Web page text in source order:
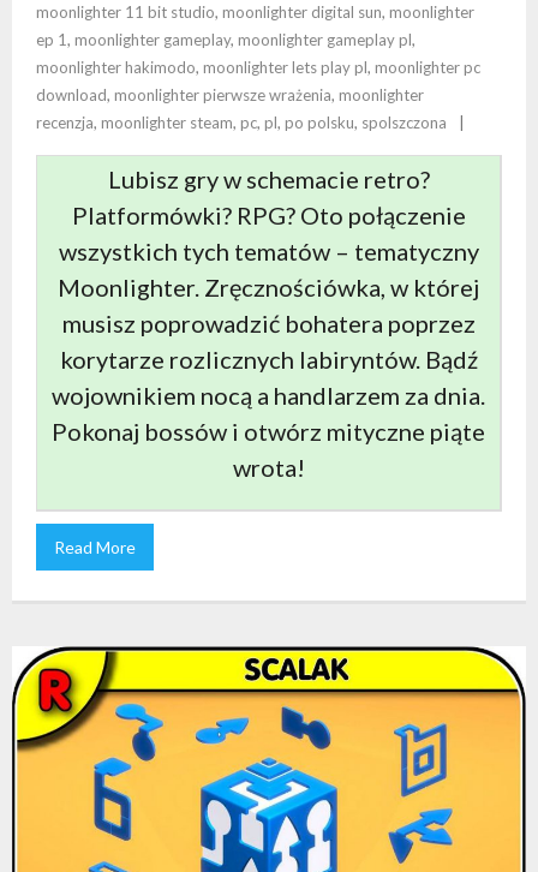
moonlighter 11 bit studio, moonlighter digital sun, moonlighter
ep 1, moonlighter gameplay, moonlighter gameplay pl,
moonlighter hakimodo, moonlighter lets play pl, moonlighter pc
download, moonlighter pierwsze wrażenia, moonlighter
recenzja, moonlighter steam, pc, pl, po polsku, spolszczona
Lubisz gry w schemacie retro?
Platformówki? RPG? Oto połączenie
wszystkich tych tematów – tematyczny
Moonlighter. Zręcznościówka, w której
musisz poprowadzić bohatera poprzez
korytarze rozlicznych labiryntów. Bądź
wojownikiem nocą a handlarzem za dnia.
Pokonaj bossów i otwórz mityczne piąte
wrota!
Read More